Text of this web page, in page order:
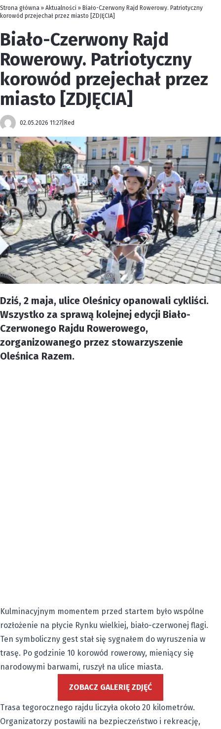
Strona główna » Aktualności » Biało-Czerwony Rajd Rowerowy. Patriotyczny
korowód przejechał przez miasto [ZDJĘCIA]
Biało-Czerwony Rajd
Rowerowy. Patriotyczny
korowód przejechał przez
miasto [ZDJĘCIA]
02.05.2026 11:27 Red
Dziś, 2 maja, ulice Oleśnicy opanowali cykliści.
Wszystko za sprawą kolejnej edycji Biało-
Czerwonego Rajdu Rowerowego,
zorganizowanego przez stowarzyszenie
Oleśnica Razem.
Kulminacyjnym momentem przed startem było wspólne
rozłożenie na płycie Rynku wielkiej, biało-czerwonej flagi.
Ten symboliczny gest stał się sygnałem do wyruszenia w
trasę. Po godzinie 10 korowód rowerowy, mieniący się
narodowymi barwami, ruszył na ulice miasta.
ZOBACZ GALERIĘ ZDJĘĆ
Trasa tegorocznego rajdu liczyła około 20 kilometrów.
Organizatorzy postawili na bezpieczeństwo i rekreację,